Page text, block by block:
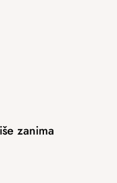
zanima